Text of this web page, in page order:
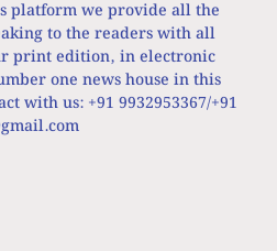
platform we provide all the
to the readers with all
print edition, in electronic
one news house in this
with us: +91 9932953367/+91